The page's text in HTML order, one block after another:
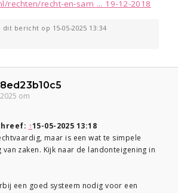
rechten/recht-en-sam ... 19-12-2018
bericht op 15-05-2025 13:34
om
↑15-05-2025 13:18
maar is een wat te simpele
zaken. Kijk naar de landonteigening in
een goed systeem nodig voor een